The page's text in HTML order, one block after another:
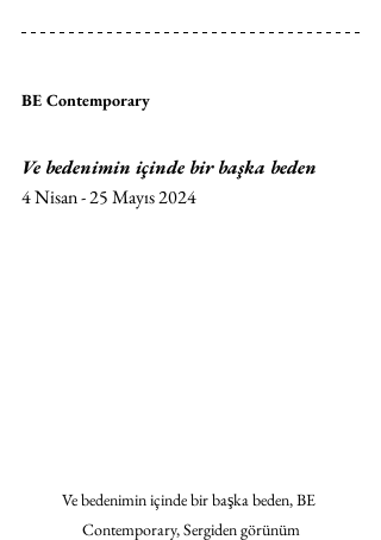
BE Contemporary
Ve bedenimin içinde bir başka beden
4 Nisan - 25 Mayıs 2024
Ve bedenimin içinde bir başka beden, BE
Contemporary, Sergiden görünüm